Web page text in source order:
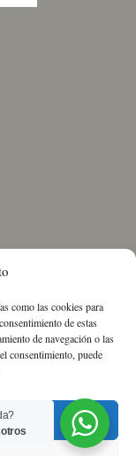
como las cookies para
de estas
de navegación o las
consentimiento, puede